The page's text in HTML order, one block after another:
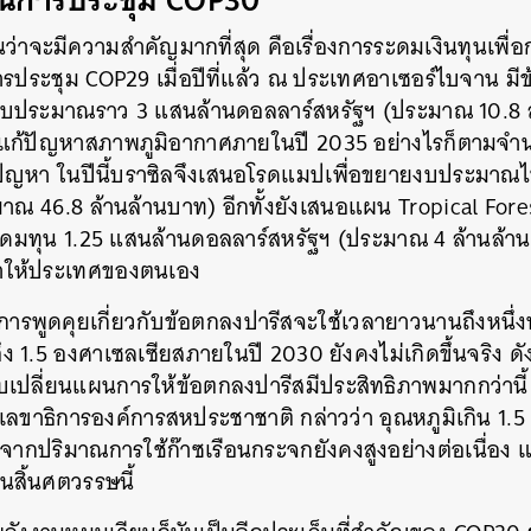
าจะมีความสำคัญมากที่สุด คือเรื่องการระดมเงินทุนเ
ประชุม COP29 เมื่อปีที่แล้ว ณ ประเทศอาเซอร์ไบจาน
ระมาณราว 3 แสนล้านดอลลาร์สหรัฐฯ (ประมาณ
ก้ปัญหาสภาพภูมิอากาศภายในปี 2035 อย่างไรก็ตามจำ
หา ในปีนี้บราซิลจึงเสนอโรดแมปเพื่อขยายงบประมาณ
ณ 46.8 ล้านล้านบาท) อีกทั้งยังเสนอแผน Tropical
มทุน1.25 แสนล้านดอลลาร์สหรัฐฯ (ประมาณ 4 ล้านล้
ประเทศของตนเอง
รพูดคุยเกี่ยวกับข้อตกลงปารีสจะใช้เวลายาวนานถึงหนึ่
องศาเซลเซียสภายในปี 2030 ยังคงไม่เกิดขึ้นจริง ดั
ปลี่ยนแผนการให้ข้อตกลงปารีสมีประสิทธิภาพมากกว่า
ขาธิการองค์การสหประชาชาติกล่าวว่าอุณหภูมิเกิน 1.5
ากปริมาณการใช้ก๊าซเรือนกระจกยังคงสูงอย่างต่อเนื่อง
สิ้นศตวรรษนี้